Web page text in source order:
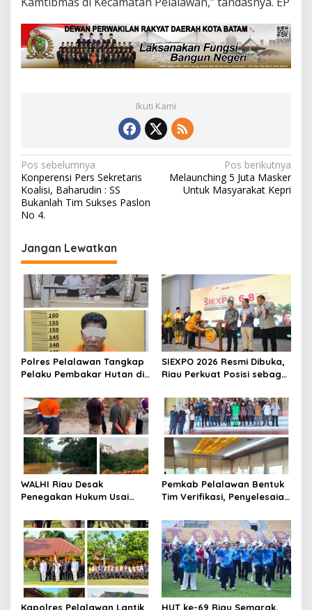
Ikuti Kami
N
a
v
i
g
a
s
i
p
o
s
Pos sebelumnya
Konperensi Pers Sekretaris
Koalisi, Baharudin : SS
Bukanlah Tim Sukses Paslon
No 4.
Pos berikutnya
Melaunching 5 Juta Masker
Untuk Masyarakat Kepri
Jangan Lewatkan
Polres Pelalawan Tangkap
Pelaku Pembakar Hutan di
Dibuka untuk Kebun Sawit
SIEXPO 2026 Resmi Dibuka,
Riau Perkuat Posisi sebagai
Nasional
WALHI Riau Desak
Penegakan Hukum Usai
Sungai Reteh oleh Aktivitas
Tambang PT BPP
Pemkab Pelalawan Bentuk
Tim Verifikasi, Penyelesaian
Abadi dan Warga Mak
Teduh Masuki Babak Baru
Kapolres Pelalawan Lantik HUT ke-69 Riau Semarak,